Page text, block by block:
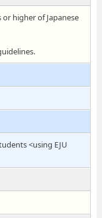
higher of Japanese
<using EJU